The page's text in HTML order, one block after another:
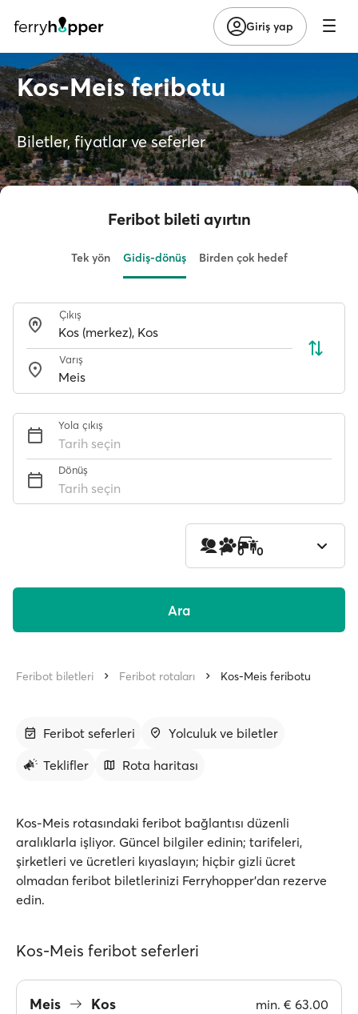
Giriş yap
Kos-Meis feribotu
Biletler, fiyatlar ve seferler
Feribot bileti ayırtın
Tek yön Gidiş-dönüş Birden çok hedef
Çıkış
Varış
Yola çıkış
Tarih seçin
Dönüş
Tarih seçin
1 0 0
Ara
Feribot biletleri Feribot rotaları Kos-Meis feribotu
Feribot seferleri
Yolculuk ve biletler
Teklifler
Rota haritası
Kos-Meis rotasındaki feribot bağlantısı düzenli
aralıklarla işliyor. Güncel bilgiler edinin; tarifeleri,
şirketleri ve ücretleri kıyaslayın; hiçbir gizli ücret
olmadan feribot biletlerinizi Ferryhopper'dan rezerve
edin.
Kos-Meis feribot seferleri
Meis Kos min. € 63.00